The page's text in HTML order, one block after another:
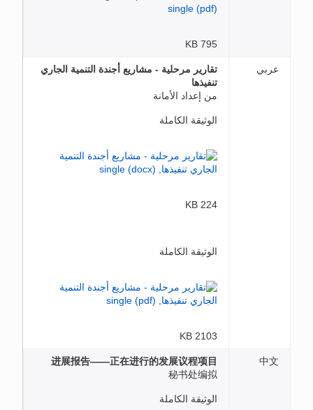
795 KB
عربي
تقارير مرحلية - مشاريع أجندة التنمية الجاري
تنفيذها
من إعداد الأمانة
الوثيقة الكاملة
224 KB
الوثيقة الكاملة
2103 KB
中文
进展报告——正在进行的发展议程项目
秘书处编拟
الوثيقة الكاملة